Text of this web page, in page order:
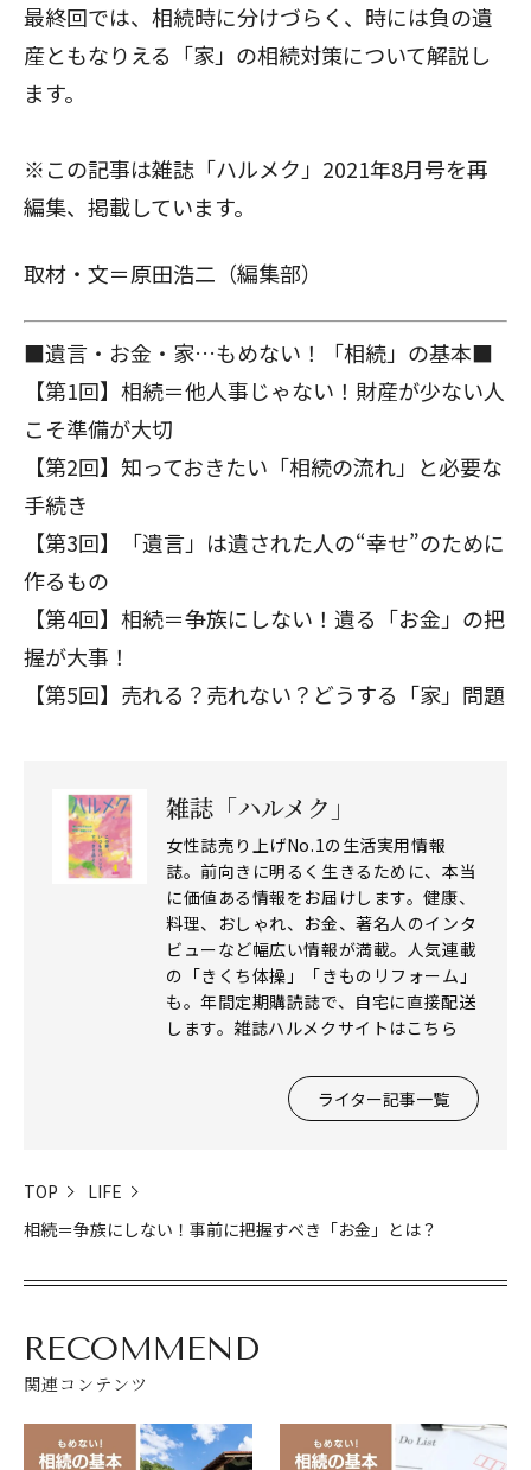
最終回では、 相続時に分けづらく、時には負の遺
産ともなりえる「家」の相続対策について解説し
ます。
※この記事は雑誌「ハルメク」2021年8月号を再
編集、掲載しています。
取材・文＝原田浩二（編集部）
■遺言・お金・家…もめない！「相続」の基本■
【第1回】相続＝他人事じゃない！財産が少ない人
こそ準備が大切
【第2回】知っておきたい「相続の流れ」と必要な
手続き
【第3回】「遺言」は遺された人の“幸せ”のために
作るもの
【第4回】相続＝争族にしない！遺る「お金」の把
握が大事！
【第5回】売れる？売れない？どうする「家」問題
雑誌「ハルメク」
女性誌売り上げNo.1の生活実用情報
誌。前向きに明るく生きるために、本当
に価値ある情報をお届けします。健康、
料理、おしゃれ、お金、著名人のインタ
ビューなど幅広い情報が満載。人気連載
の「きくち体操」「きものリフォーム」
も。年間定期購読誌で、自宅に直接配送
します。雑誌ハルメクサイトはこちら
ライター記事一覧
TOP
LIFE
相続＝争族にしない！事前に把握すべき「お金」とは？
RECOMMEND
関連コンテンツ